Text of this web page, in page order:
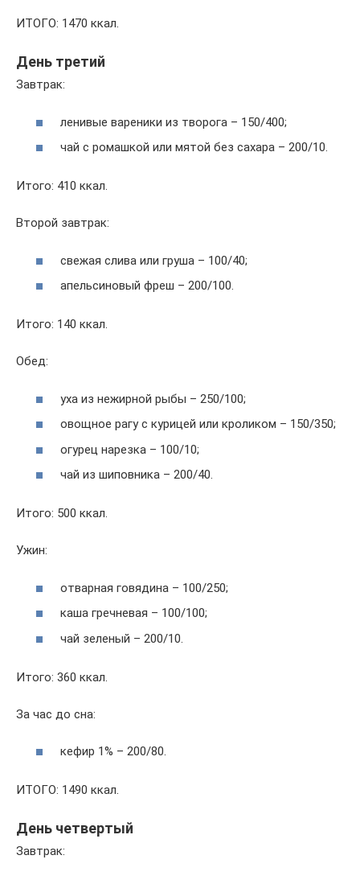
ИТОГО: 1470 ккал.
День третий
Завтрак:
ленивые вареники из творога – 150/400;
чай с ромашкой или мятой без сахара – 200/10.
Итого: 410 ккал.
Второй завтрак:
свежая слива или груша – 100/40;
апельсиновый фреш – 200/100.
Итого: 140 ккал.
Обед:
уха из нежирной рыбы – 250/100;
овощное рагу с курицей или кроликом – 150/350;
огурец нарезка – 100/10;
чай из шиповника – 200/40.
Итого: 500 ккал.
Ужин:
отварная говядина – 100/250;
каша гречневая – 100/100;
чай зеленый – 200/10.
Итого: 360 ккал.
За час до сна:
кефир 1% – 200/80.
ИТОГО: 1490 ккал.
День четвертый
Завтрак: